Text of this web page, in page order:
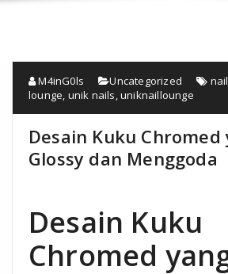
M4inG0ls Uncategorized
lounge unik nails ,uniknaillounge
Desain Kuku Chromed
Glossy dan Menggoda
Desain Kuku
Chromed